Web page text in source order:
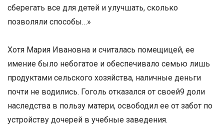
сберегать все для детей и улучшать, сколько
позволяли способы…»
Хотя Мария Ивановна и считалась помещицей, ее
имение было небогатое и обеспечивало семью лишь
продуктами сельского хозяйства, наличные деньги
почти не водились. Гоголь отказался от своей9 доли
наследства в пользу матери, освободил ее от забот по
устройству дочерей в учебные заведения.